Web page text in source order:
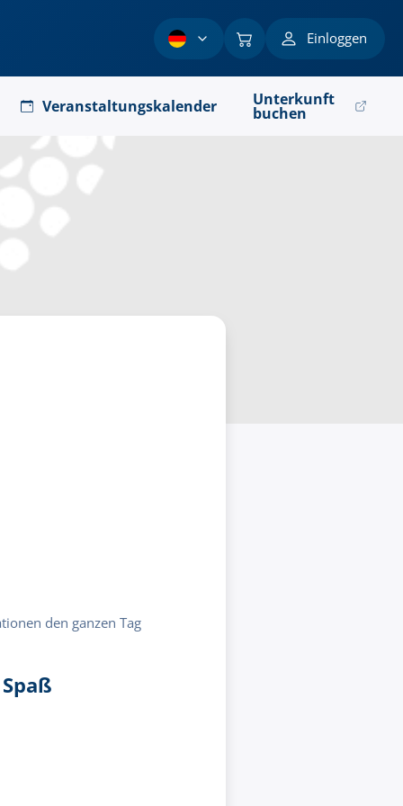
Einloggen
Veranstaltungskalender Unterkunft
buchen
den ganzen Tag